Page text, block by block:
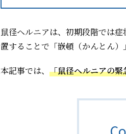
鼠径ヘルニアは、初期段階では
置することで「嵌頓（かんとん
本記事では、 「鼠径ヘルニアの